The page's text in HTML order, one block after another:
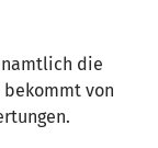
die
bekommt von